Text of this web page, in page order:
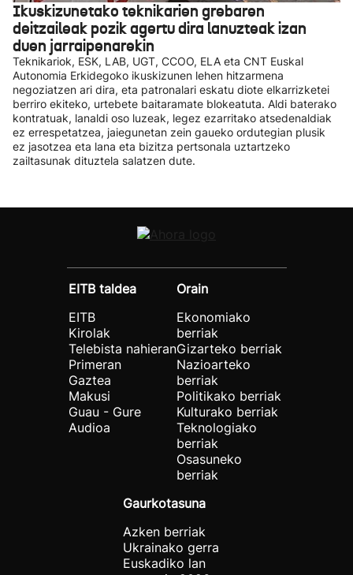
Ikuskizunetako teknikarien grebaren
deitzaileak pozik agertu dira lanuzteak izan
duen jarraipenarekin
Teknikariok, ESK, LAB, UGT, CCOO, ELA eta CNT Euskal
Autonomia Erkidegoko ikuskizunen lehen hitzarmena
negoziatzen ari dira, eta patronalari eskatu diote elkarrizketei
berriro ekiteko, urtebete baitaramate blokeatuta. Aldi baterako
kontratuak, lanaldi oso luzeak, legez ezarritako atsedenaldiak
ez errespetatzea, jaiegunetan zein gaueko ordutegian plusik
ez jasotzea eta lana eta bizitza pertsonala uztartzeko
zailtasunak dituztela salatzen dute.
EITB taldea
EITB
Kirolak
Telebista nahieran
Primeran
Gaztea
Makusi
Guau - Gure
Audioa
Orain
Ekonomiako
berriak
Gizarteko berriak
Nazioarteko
berriak
Politikako berriak
Kulturako berriak
Teknologiako
berriak
Osasuneko
berriak
Gaurkotasuna
Azken berriak
Ukrainako gerra
Euskadiko lan